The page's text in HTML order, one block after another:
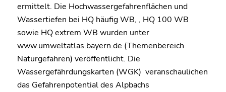
ermittelt. Die Hochwassergefahrenflächen und
Wassertiefen bei HQ häufig WB, , HQ 100 WB
sowie HQ extrem WB wurden unter
www.umweltatlas.bayern.de (Themenbereich
Naturgefahren) veröffentlicht. Die
Wassergefährdungskarten (WGK) veranschaulichen
das Gefahrenpotential des Alpbachs